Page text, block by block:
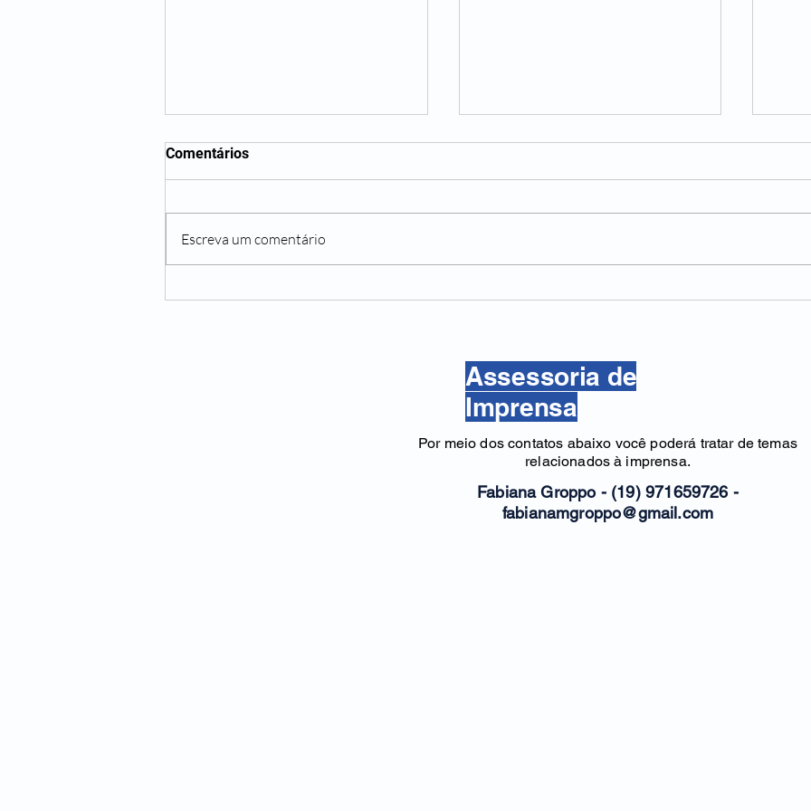
Comentários
Escreva um comentário
Assessoria de
Imprensa
Por meio dos contatos abaixo você poderá tratar de temas
relacionados à imprensa.
Fabiana Groppo - (19) 971659726 -
fabianamgroppo@gmail.com